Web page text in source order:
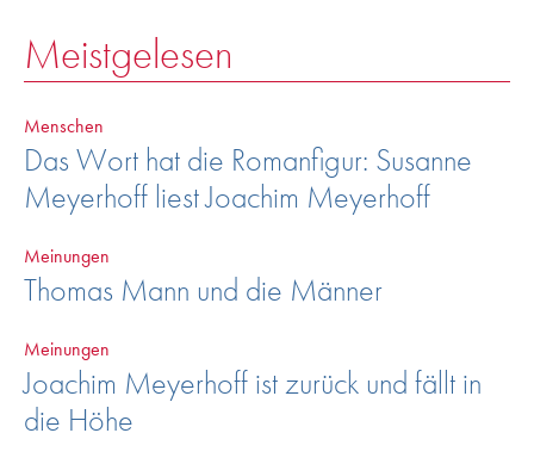
Meistgelesen
Menschen
Das Wort hat die Romanfigur: Susanne
Meyerhoff liest Joachim Meyerhoff
Meinungen
Thomas Mann und die Männer
Meinungen
Joachim Meyerhoff ist zurück und fällt in
die Höhe